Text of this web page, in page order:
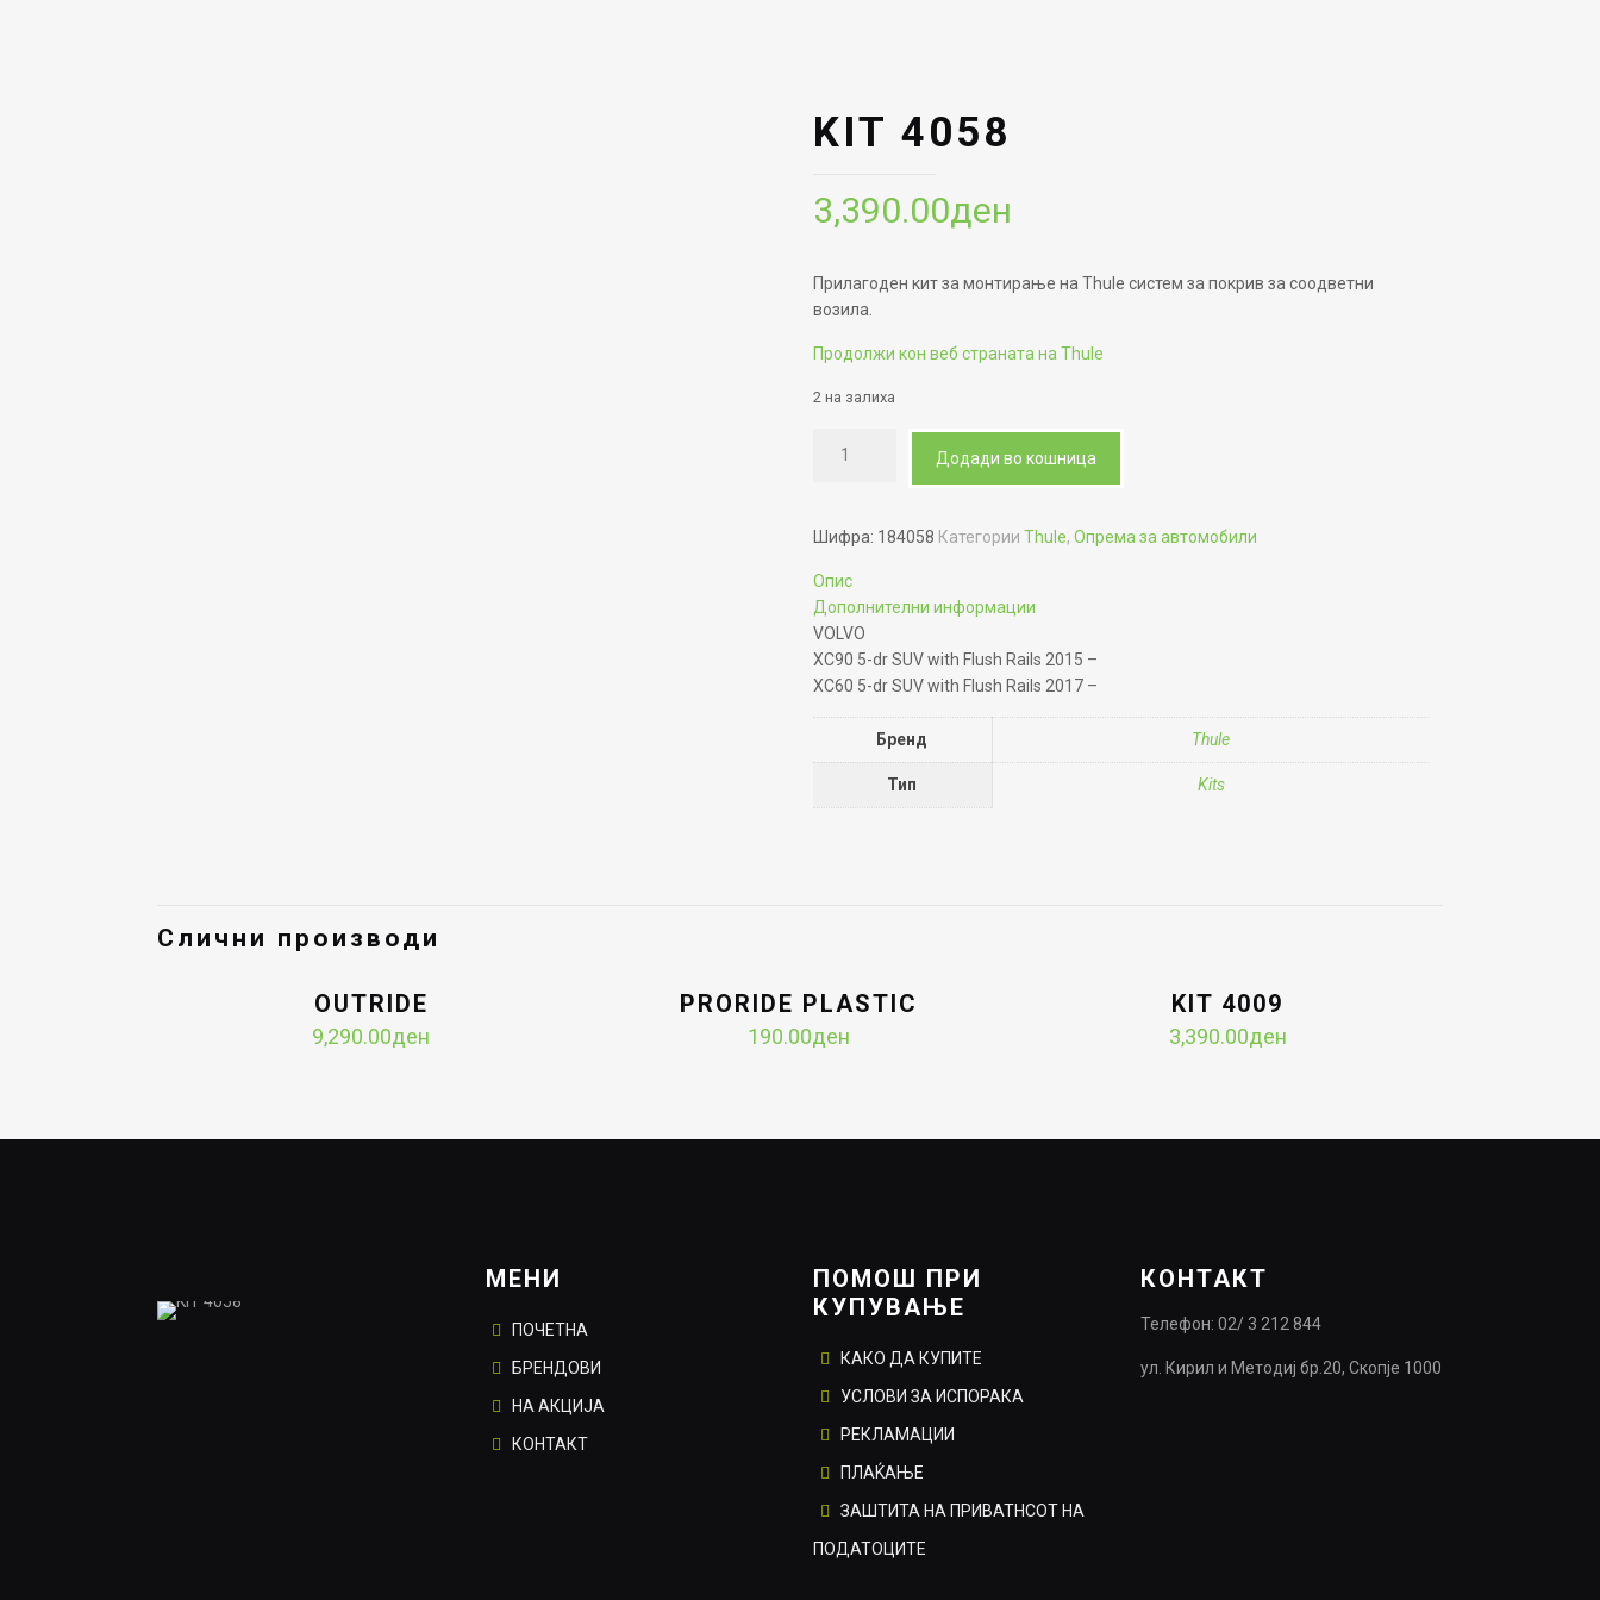
KIT 4058
3,390.00ден
Прилагоден кит за монтирање на Thule систем за покрив за соодветни
возила.
Продолжи кон веб страната на Thule
2 на залиха
Додади во кошница
Шифра: 184058 Категории Thule, Опрема за автомобили
Опис
Дополнителни информации
VOLVO
XC90 5-dr SUV with Flush Rails 2015 –
XC60 5-dr SUV with Flush Rails 2017 –
Бренд Thule
Тип Kits
Слични производи
OUTRIDE
9,290.00ден
PRORIDE PLASTIC
190.00ден
KIT 4009
3,390.00ден
МЕНИ
ПОЧЕТНА
БРЕНДОВИ
НА АКЦИЈА
КОНТАКТ
ПОМОШ ПРИ
КУПУВАЊЕ
КАКО ДА КУПИТЕ
УСЛОВИ ЗА ИСПОРАКА
РЕКЛАМАЦИИ
ПЛАЌАЊЕ
ЗАШТИТА НА ПРИВАТНСОТ НА
ПОДАТОЦИТЕ
КОНТАКТ
Телефон: 02/ 3 212 844
ул. Кирил и Методиј бр.20, Скопје 1000